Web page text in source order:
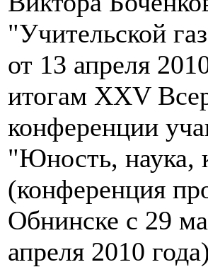
"Учительской
от 13 апреля
итогам XXV
конференции
"Юность, наука,
(конференция
Обнинске с 29
апреля 2010